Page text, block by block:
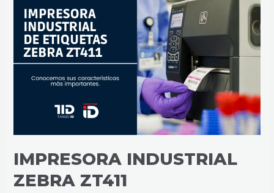
IMPRESORA INDUSTRIAL
ZEBRA ZT411
INDUSTRIAL
ZEBRA
ZT411